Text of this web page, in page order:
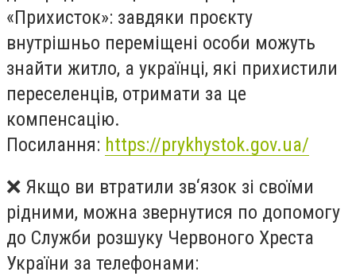
«Прихисток»: завдяки проєкту
внутрішньо переміщені особи можуть
знайти житло, а українці, які прихистили
переселенців, отримати за це
компенсацію.
Посилання: https://prykhystok.gov.ua/
❌ Якщо ви втратили зв‘язок зі своїми
рідними, можна звернутися по допомогу
до Служби розшуку Червоного Хреста
України за телефонами: